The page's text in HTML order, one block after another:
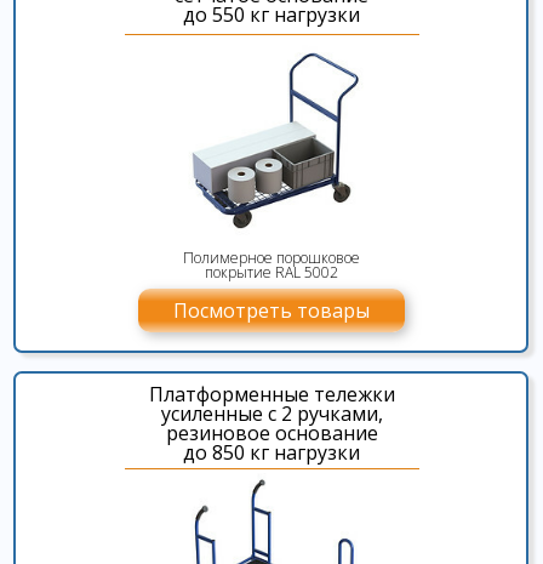
Посмотреть товары
Полимерное порошковое
покрытие RAL 5002
до 550 кг нагрузки
Платформенные тележки
усиленные с 2 ручками,
резиновое основание
до 850 кг нагрузки